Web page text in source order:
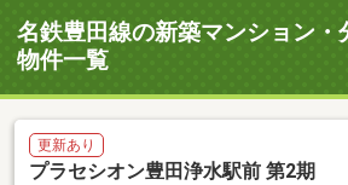
名鉄豊田線の新築マンション・
物件一覧
更新あり
プラセシオン豊田浄水駅前 第2期